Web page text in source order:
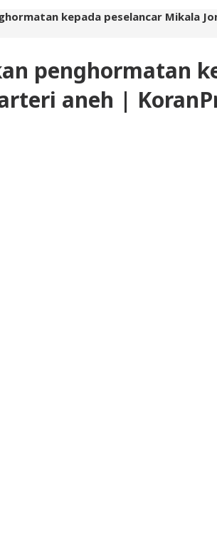
kepada peselancar Mikala
penghormatan
aneh |